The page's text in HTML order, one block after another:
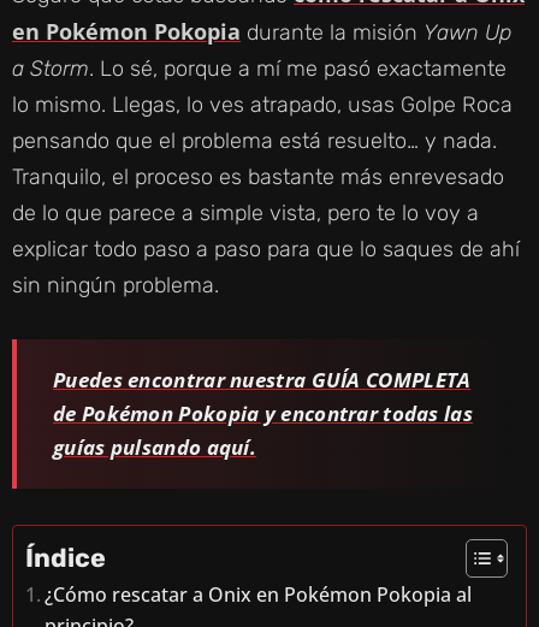
en Pokémon Pokopia durante la misión Yawn Up
a Storm. Lo sé, porque a mí me pasó exactamente
lo mismo. Llegas, lo ves atrapado, usas Golpe Roca
pensando que el problema está resuelto… y nada.
Tranquilo, el proceso es bastante más enrevesado
de lo que parece a simple vista, pero te lo voy a
explicar todo paso a paso para que lo saques de ahí
sin ningún problema.
Puedes encontrar nuestra GUÍA COMPLETA
de Pokémon Pokopia y encontrar todas las
guías pulsando aquí.
Índice
¿Cómo rescatar a Onix en Pokémon Pokopia al